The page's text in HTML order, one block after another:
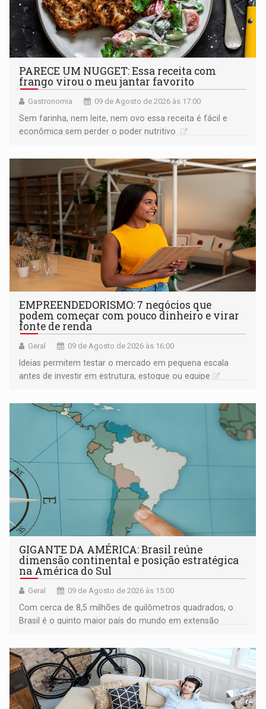
PARECE UM NUGGET: Essa receita com
frango virou o meu jantar favorito
Gastronomia 09 de Agosto de 2026 às 17:00
Sem farinha, nem leite, nem ovo essa receita é fácil e
econômica sem perder o poder nutritivo
EMPREENDEDORISMO: 7 negócios que
podem começar com pouco dinheiro e virar
fonte de renda
Geral 09 de Agosto de 2026 às 16:00
Ideias permitem testar o mercado em pequena escala
antes de investir em estrutura, estoque ou equipe
GIGANTE DA AMÉRICA: Brasil reúne
dimensão continental e posição estratégica
na América do Sul
Geral 09 de Agosto de 2026 às 15:00
Com cerca de 8,5 milhões de quilômetros quadrados, o
Brasil é o quinto maior país do mundo em extensão